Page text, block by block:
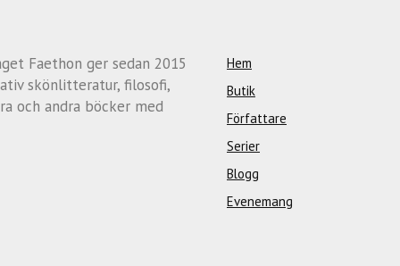
Faethon ger sedan 2015
skönlitteratur, filosofi,
och andra böcker med
Hem
Butik
Författare
Serier
Blogg
Evenemang